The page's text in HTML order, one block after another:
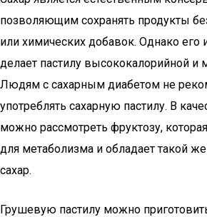
позволяющим сохранять продукты
или химических добавок. Однако его
делает пастилу высококалорийной и
Людям с сахарным диабетом не
употреблять сахарную пастилу. В
можно рассмотреть фруктозу,
для метаболизма и обладает такой
сахар.
Грушевую пастилу можно